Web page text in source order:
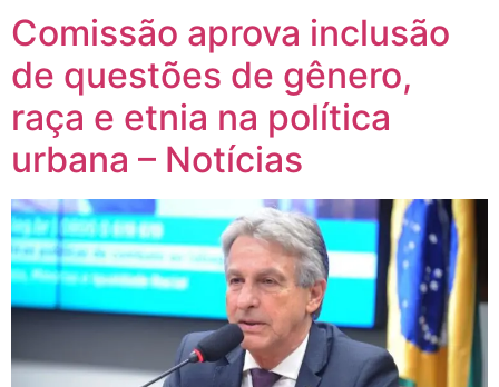
Comissão aprova inclusão
de questões de gênero,
raça e etnia na política
urbana – Notícias